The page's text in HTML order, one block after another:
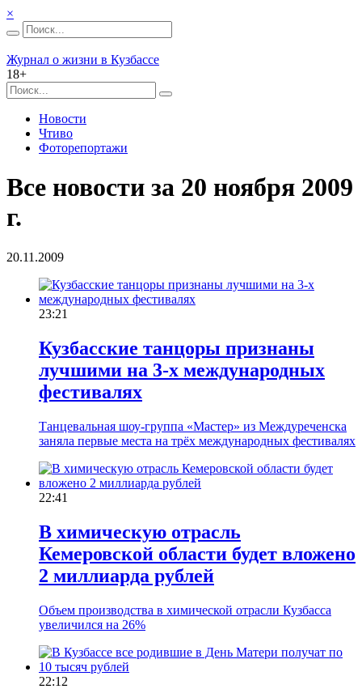
×
Журнал о жизни в Кузбассе
18+
Новости
Чтиво
Фоторепортажи
Все новости за 20 ноября 2009
г.
20.11.2009
23:21
Кузбасские танцоры признаны
лучшими на 3-х международных
фестивалях
Танцевальная шоу-группа «Мастер» из Междуреченска
заняла первые места на трёх международных фестивалях
22:41
В химическую отрасль
Кемеровской области будет вложено
2 миллиарда рублей
Объем производства в химической отрасли Кузбасса
увеличился на 26%
22:12